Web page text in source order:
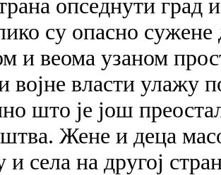
опседнути
су опасно сужене
и веома узаном
војне власти улажу
што је још
Жене и деца
и села на другој